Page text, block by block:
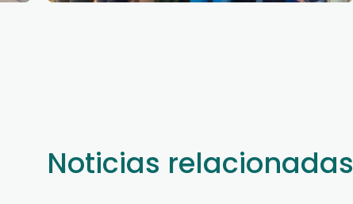
Noticias relacionadas